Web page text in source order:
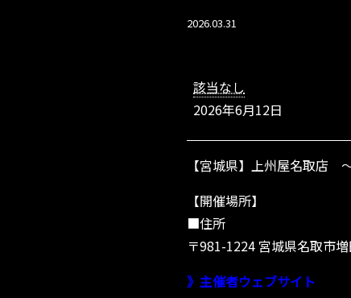
2026.03.31
城
県】
上
店
～
2
ま
該当なし
2026年6月12日
【宮城県】上州屋名取店
【開催場所】
■住所
〒981-1224 宮城県名取市
》主催者ウェブサイト